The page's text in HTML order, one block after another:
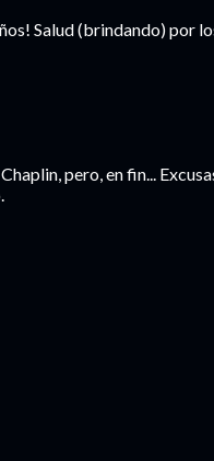
Salud (brindando) por
pero, en fin...